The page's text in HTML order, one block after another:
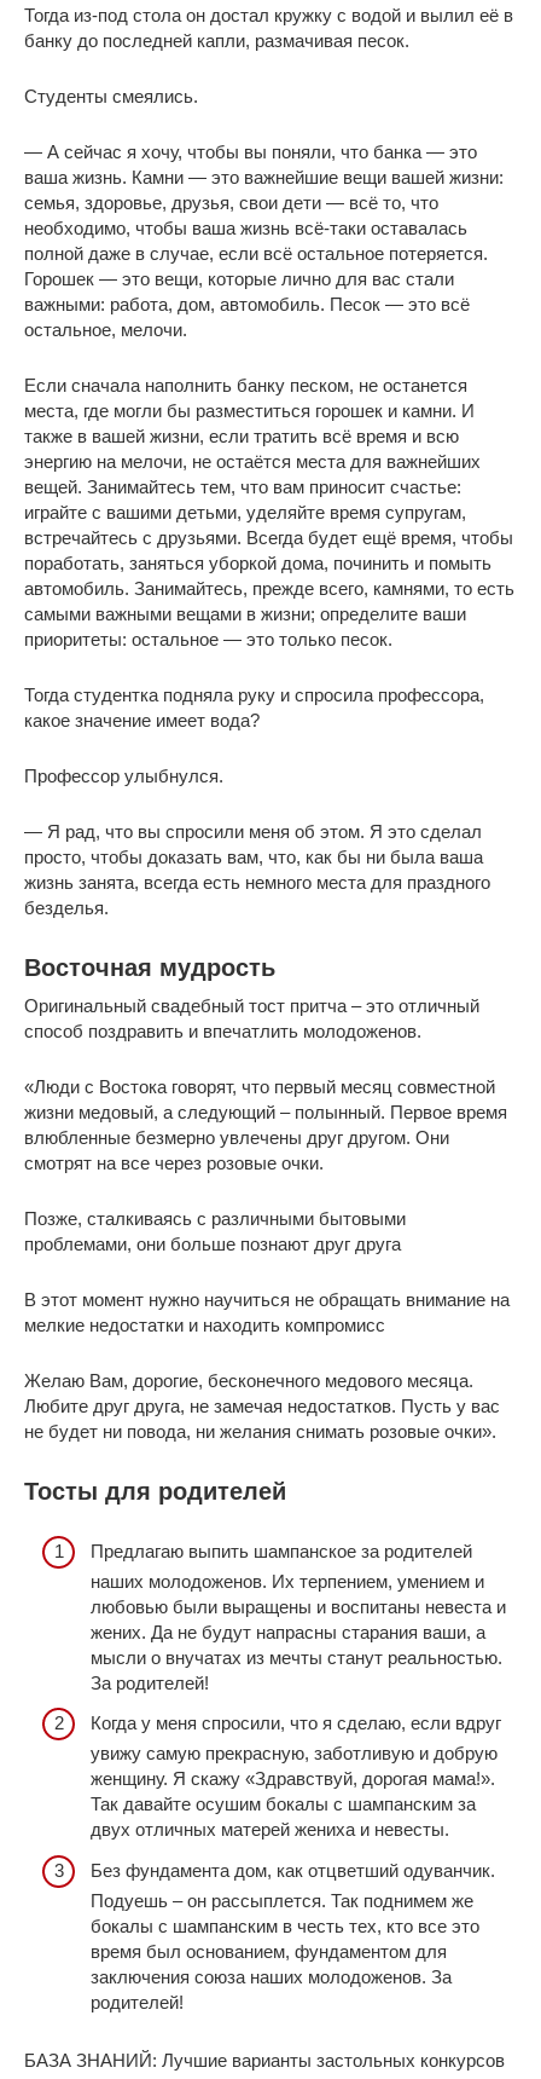
Тогда из-под стола он достал кружку с водой и вылил её в
банку до последней капли, размачивая песок.
Студенты смеялись.
— А сейчас я хочу, чтобы вы поняли, что банка — это
ваша жизнь. Камни — это важнейшие вещи вашей жизни:
семья, здоровье, друзья, свои дети — всё то, что
необходимо, чтобы ваша жизнь всё-таки оставалась
полной даже в случае, если всё остальное потеряется.
Горошек — это вещи, которые лично для вас стали
важными: работа, дом, автомобиль. Песок — это всё
остальное, мелочи.
Если сначала наполнить банку песком, не останется
места, где могли бы разместиться горошек и камни. И
также в вашей жизни, если тратить всё время и всю
энергию на мелочи, не остаётся места для важнейших
вещей. Занимайтесь тем, что вам приносит счастье:
играйте с вашими детьми, уделяйте время супругам,
встречайтесь с друзьями. Всегда будет ещё время, чтобы
поработать, заняться уборкой дома, починить и помыть
автомобиль. Занимайтесь, прежде всего, камнями, то есть
самыми важными вещами в жизни; определите ваши
приоритеты: остальное — это только песок.
Тогда студентка подняла руку и спросила профессора,
какое значение имеет вода?
Профессор улыбнулся.
— Я рад, что вы спросили меня об этом. Я это сделал
просто, чтобы доказать вам, что, как бы ни была ваша
жизнь занята, всегда есть немного места для праздного
безделья.
Восточная мудрость
Оригинальный свадебный тост притча – это отличный
способ поздравить и впечатлить молодоженов.
«Люди с Востока говорят, что первый месяц совместной
жизни медовый, а следующий – полынный. Первое время
влюбленные безмерно увлечены друг другом. Они
смотрят на все через розовые очки.
Позже, сталкиваясь с различными бытовыми
проблемами, они больше познают друг друга
В этот момент нужно научиться не обращать внимание на
мелкие недостатки и находить компромисс
Желаю Вам, дорогие, бесконечного медового месяца.
Любите друг друга, не замечая недостатков. Пусть у вас
не будет ни повода, ни желания снимать розовые очки».
Тосты для родителей
Предлагаю выпить шампанское за родителей
наших молодоженов. Их терпением, умением и
любовью были выращены и воспитаны невеста и
жених. Да не будут напрасны старания ваши, а
мысли о внучатах из мечты станут реальностью.
За родителей!
Когда у меня спросили, что я сделаю, если вдруг
увижу самую прекрасную, заботливую и добрую
женщину. Я скажу «Здравствуй, дорогая мама!».
Так давайте осушим бокалы с шампанским за
двух отличных матерей жениха и невесты.
Без фундамента дом, как отцветший одуванчик.
Подуешь – он рассыплется. Так поднимем же
бокалы с шампанским в честь тех, кто все это
время был основанием, фундаментом для
заключения союза наших молодоженов. За
родителей!
БАЗА ЗНАНИЙ: Лучшие варианты застольных конкурсов